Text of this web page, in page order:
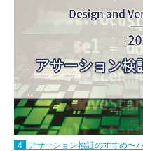
4
アサーション検証のすすめ〜